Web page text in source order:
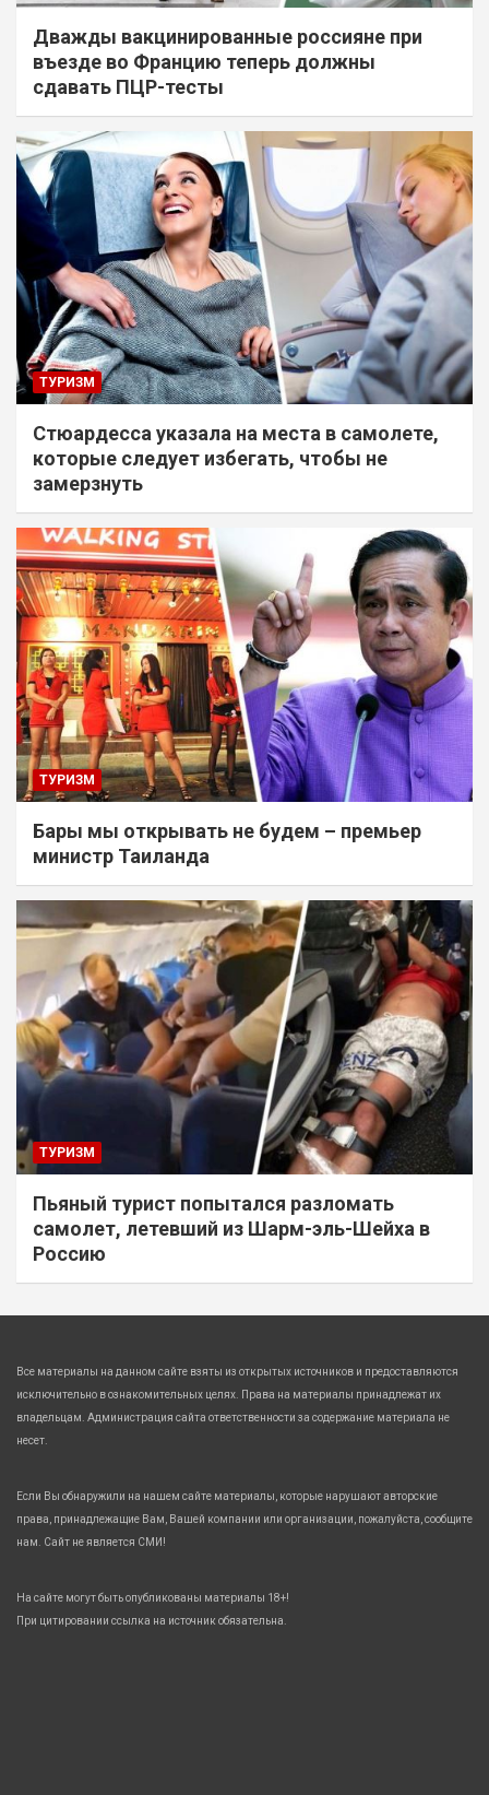
Дважды вакцинированные россияне при
въезде во Францию теперь должны
сдавать ПЦР-тесты
ТУРИЗМ
Стюардесса указала на места в самолете,
которые следует избегать, чтобы не
замерзнуть
ТУРИЗМ
Бары мы открывать не будем – премьер
министр Таиланда
ТУРИЗМ
Пьяный турист попытался разломать
самолет, летевший из Шарм-эль-Шейха в
Россию
Все материалы на данном сайте взяты из открытых источников и предоставляются
исключительно в ознакомительных целях. Права на материалы принадлежат их
владельцам. Администрация сайта ответственности за содержание материала не
несет.
Если Вы обнаружили на нашем сайте материалы, которые нарушают авторские
права, принадлежащие Вам, Вашей компании или организации, пожалуйста, сообщите
нам. Сайт не является СМИ!
На сайте могут быть опубликованы материалы 18+!
При цитировании ссылка на источник обязательна.